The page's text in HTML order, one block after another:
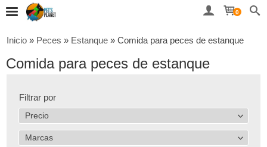
0
Inicio » Peces » Estanque » Comida para peces de estanque
Comida para peces de estanque
Filtrar por
Precio
Marcas